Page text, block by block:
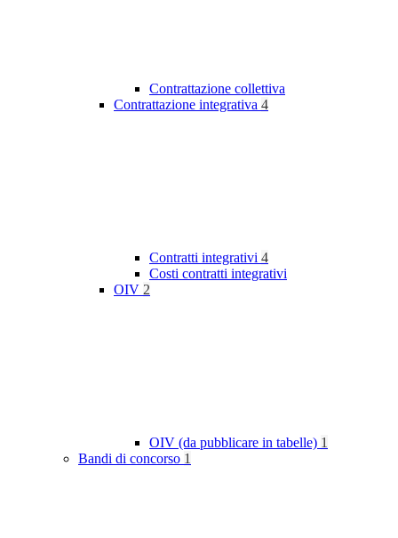
Contrattazione collettiva
Contrattazione integrativa 4
Contratti integrativi 4
Costi contratti integrativi
OIV 2
OIV (da pubblicare in tabelle) 1
Bandi di concorso 1